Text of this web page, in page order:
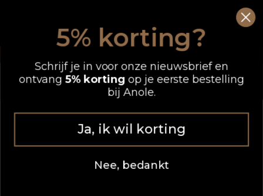
inhoud
5% korting?
Schrijf je in voor onze nieuwsbrief en
ontvang5% korting op je eerste bestelling
bij Anole.
Ja, ik wil korting
Nee, bedankt